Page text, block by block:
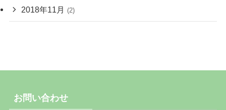
2018年11月 (2)
お問い合わせ